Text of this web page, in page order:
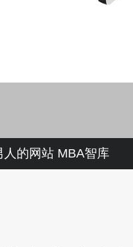
人的网站 MBA智库